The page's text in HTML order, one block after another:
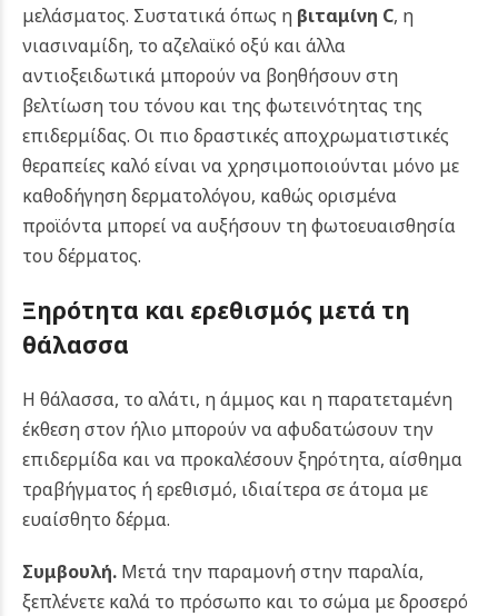
μελάσματος. Συστατικά όπως η βιταμίνη C, η
νιασιναμίδη, το αζελαϊκό οξύ και άλλα
αντιοξειδωτικά μπορούν να βοηθήσουν στη
βελτίωση του τόνου και της φωτεινότητας της
επιδερμίδας. Οι πιο δραστικές αποχρωματιστικές
θεραπείες καλό είναι να χρησιμοποιούνται μόνο με
καθοδήγηση δερματολόγου, καθώς ορισμένα
προϊόντα μπορεί να αυξήσουν τη φωτοευαισθησία
του δέρματος.
Ξηρότητα και ερεθισμός μετά τη
θάλασσα
Η θάλασσα, το αλάτι, η άμμος και η παρατεταμένη
έκθεση στον ήλιο μπορούν να αφυδατώσουν την
επιδερμίδα και να προκαλέσουν ξηρότητα, αίσθημα
τραβήγματος ή ερεθισμό, ιδιαίτερα σε άτομα με
ευαίσθητο δέρμα.
Συμβουλή. Μετά την παραμονή στην παραλία,
ξεπλένετε καλά το πρόσωπο και το σώμα με δροσερό